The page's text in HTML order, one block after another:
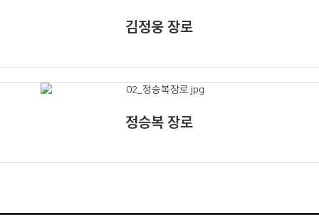
김정웅 장로
정승복 장로